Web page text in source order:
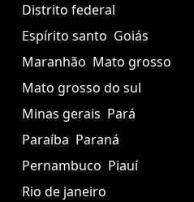
Distrito federal
Espírito santo Goiás
Maranhão Mato grosso
Mato grosso do sul
Minas gerais Pará
Paraíba Paraná
Pernambuco Piauí
Rio de janeiro